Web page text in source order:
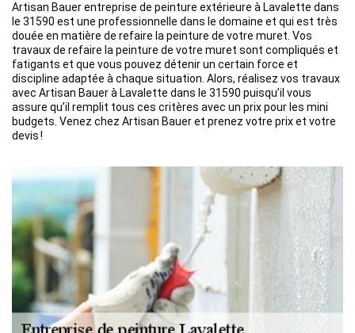
Artisan Bauer entreprise de peinture extérieure à Lavalette dans
le 31590 est une professionnelle dans le domaine et qui est très
douée en matière de refaire la peinture de votre muret. Vos
travaux de refaire la peinture de votre muret sont compliqués et
fatigants et que vous pouvez détenir un certain force et
discipline adaptée à chaque situation. Alors, réalisez vos travaux
avec Artisan Bauer à Lavalette dans le 31590 puisqu’il vous
assure qu’il remplit tous ces critères avec un prix pour les mini
budgets. Venez chez Artisan Bauer et prenez votre prix et votre
devis !